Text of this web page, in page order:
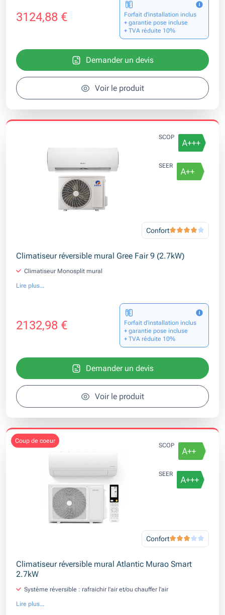
3124,88 €
Forfait d’installation inclus
+ garantie pose incluse
+ TVA réduite 10%
Demander un devis
Voir le produit
SCOP
SEER
Confort
Climatiseur réversible mural Gree Fair 9 (2.7kW)
Climatiseur Monosplit mural
Lire plus...
2132,98 €
Forfait d’installation inclus
+ garantie pose incluse
+ TVA réduite 10%
Demander un devis
Voir le produit
coup de coeur
SCOP
SEER
Confort
Climatiseur réversible mural Atlantic Murao Smart
2.7kW
Système réversible : rafraichir l'air et/ou chauffer l'air
Lire plus...